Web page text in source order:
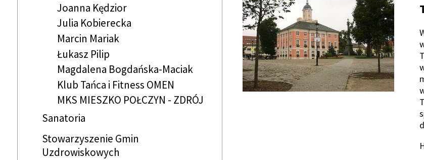
Joanna Kędzior
Julia Kobierecka
Marcin Mariak
Łukasz Pilip
Magdalena Bogdańska-Maciak
Klub Tańca i Fitness OMEN
MKS MIESZKO POŁCZYN - ZDRÓJ
Sanatoria
Stowarzyszenie Gmin
Uzdrowiskowych